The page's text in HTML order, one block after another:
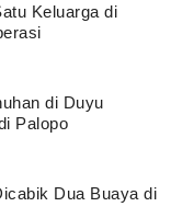
Keluarga di
di Duyu
Palopo
Dua Buaya di